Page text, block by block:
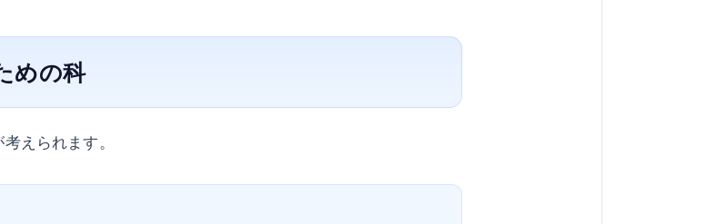
めの科
えられます。